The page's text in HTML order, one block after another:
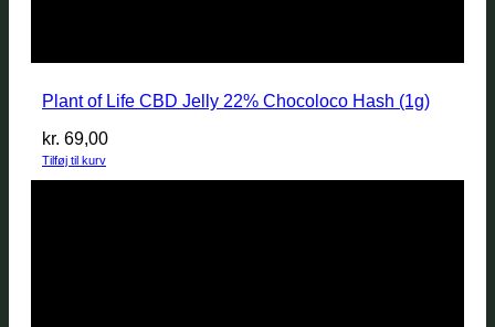
Plant of Life CBD Jelly 22% Chocoloco Hash (1g)
kr. 69,00
Tilføj til kurv